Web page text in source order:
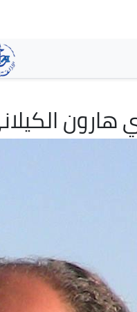
هارون